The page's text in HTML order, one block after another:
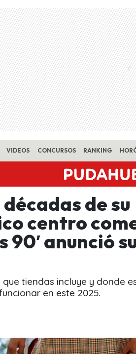
VIDEOS CONCURSOS RANKING
de su
centro
90′ anunció
tiendas incluye y donde
en este 2025.